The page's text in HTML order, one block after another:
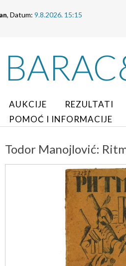
, Datum: 9.8.2026. 15:15
AUKCIJE
REZULTATI
POMOĆ I INFORMACIJE
Todor Manojlović: